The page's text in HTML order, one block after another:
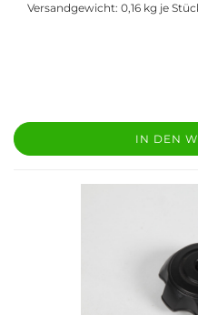
Versandgewicht: 0,16 kg je
IN DEN